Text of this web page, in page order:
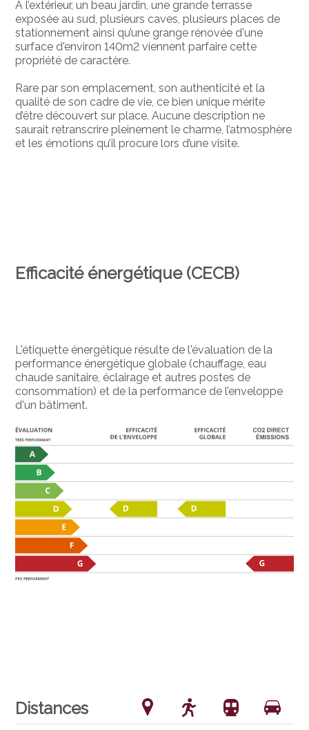
À l’extérieur, un beau jardin, une grande terrasse
exposée au sud, plusieurs caves, plusieurs places de
stationnement ainsi qu’une grange rénovée d'une
surface d'environ 140m2 viennent parfaire cette
propriété de caractère.
Rare par son emplacement, son authenticité et la
qualité de son cadre de vie, ce bien unique mérite
d’être découvert sur place. Aucune description ne
saurait retranscrire pleinement le charme, l’atmosphère
et les émotions qu’il procure lors d’une visite.
Efficacité énergétique (CECB)
L'étiquette énergétique résulte de l'évaluation de la
performance énergétique globale (chauffage, eau
chaude sanitaire, éclairage et autres postes de
consommation) et de la performance de l’enveloppe
d'un bâtiment.
Distances